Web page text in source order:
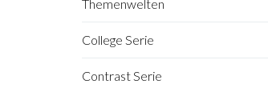
Themenwelten
College Serie
Contrast Serie